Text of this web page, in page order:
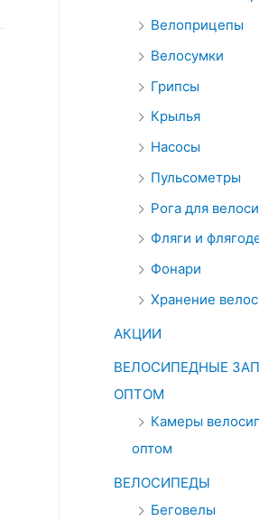
Велоприцепы
Велосумки
Грипсы
Крылья
Насосы
Пульсометры
Рога для
Фляги и
Фонари
Хранение
АКЦИИ
ВЕЛОСИПЕДНЫЕ
ОПТОМ
Камеры
оптом
ВЕЛОСИПЕДЫ
Беговелы